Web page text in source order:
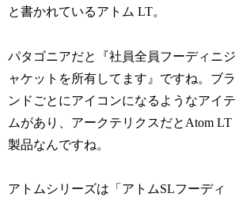
と書かれているアトム LT。
パタゴニアだと『社員全員フーディニジ
ャケットを所有してます』ですね。ブラ
ンドごとにアイコンになるようなアイテ
ムがあり、アークテリクスだとAtom LT
製品なんですね。
アトムシリーズは「アトムSLフーディ